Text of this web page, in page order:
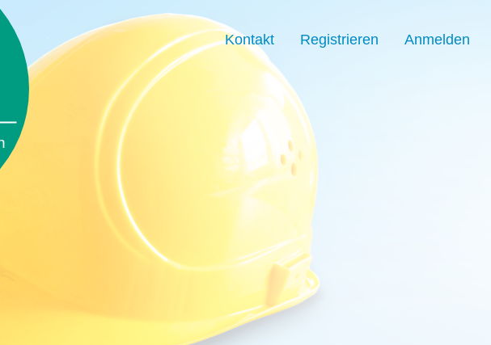
Kontakt Registrieren Anmelden